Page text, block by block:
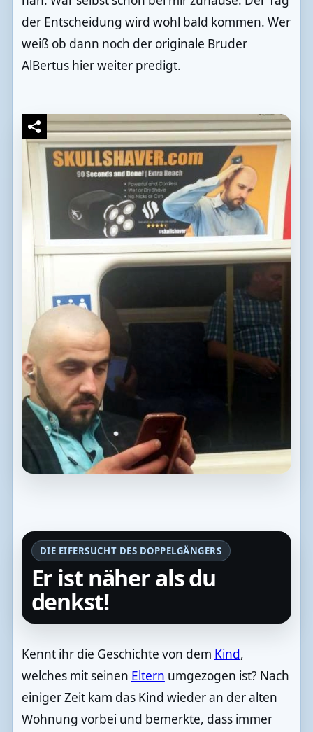
der Entscheidung wird wohl bald kommen. Wer
weiß ob dann noch der originale Bruder
AlBertus hier weiter predigt.
DIE EIFERSUCHT DES DOPPELGÄNGERS
Er ist näher als du
denkst!
Kennt ihr die Geschichte von dem Kind,
welches mit seinen Eltern umgezogen ist? Nach
einiger Zeit kam das Kind wieder an der alten
Wohnung vorbei und bemerkte, dass immer